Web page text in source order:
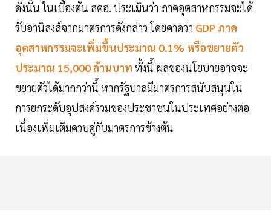
ดังนั้น ในเบื้องต้น สศอ. ประเมินว่า ภาคอุตสาหกรรมจะได้
รับอานิสงส์จากมาตรการดังกล่าว โดยคาดว่า GDP ภาค
อุตสาหกรรมจะเพิ่มขึ้นประมาณ 0.1% หรือขยายตัว
ประมาณ 15,000 ล้านบาท ทั้งนี้ ผลของนโยบายอาจจะ
ขยายตัวได้มากกว่านี้ หากรัฐบาลมีมาตรการสนับสนุนใน
การยกระดับอุปสงค์รวมของประชาชนในประเทศอย่างต่อ
เนื่องเพิ่มเติมควบคู่กับมาตรการข้างต้น